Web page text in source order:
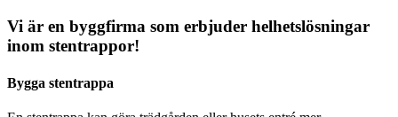
Vi är en byggfirma som erbjuder helhetslösningar
inom stentrappor!
Bygga stentrappa